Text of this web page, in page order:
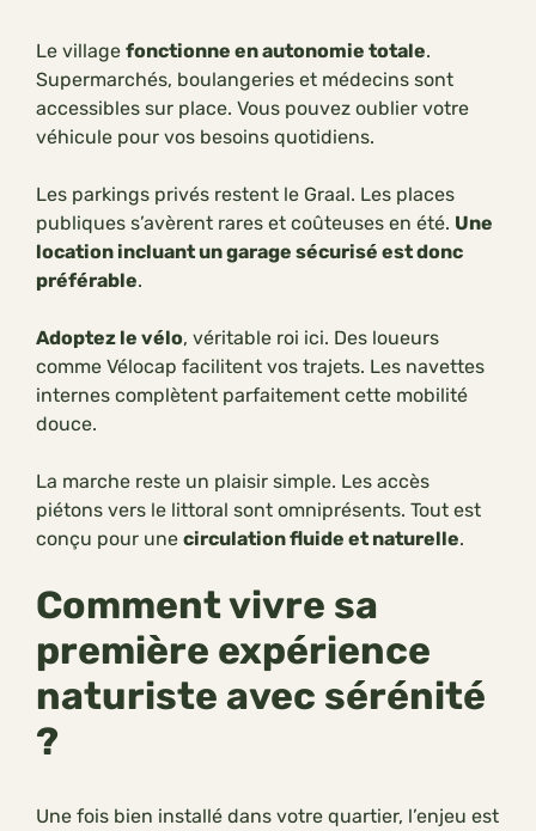
Le village fonctionne en autonomie totale.
Supermarchés, boulangeries et médecins sont
accessibles sur place. Vous pouvez oublier votre
véhicule pour vos besoins quotidiens.
Les parkings privés restent le Graal. Les places
publiques s’avèrent rares et coûteuses en été. Une
location incluant un garage sécurisé est donc
préférable.
Adoptez le vélo, véritable roi ici. Des loueurs
comme Vélocap facilitent vos trajets. Les navettes
internes complètent parfaitement cette mobilité
douce.
La marche reste un plaisir simple. Les accès
piétons vers le littoral sont omniprésents. Tout est
conçu pour une circulation fluide et naturelle.
Comment vivre sa
première expérience
naturiste avec sérénité
?
Une fois bien installé dans votre quartier, l’enjeu est